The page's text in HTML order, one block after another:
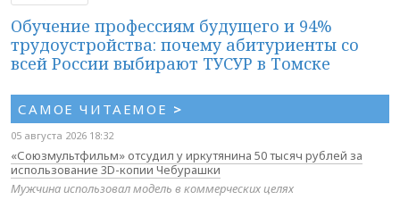
Обучение профессиям будущего и 94%
трудоустройства: почему абитуриенты со
всей России выбирают ТУСУР в Томске
САМОЕ ЧИТАЕМОЕ >
05 августа 2026 18:32
«Союзмультфильм» отсудил у иркутянина 50 тысяч рублей за
использование 3D-копии Чебурашки
Мужчина использовал модель в коммерческих целях